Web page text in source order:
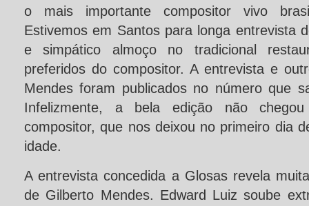
o mais importante compositor vivo
Estivemos em Santos para longa entrevista
e simpático almoço no tradicional
preferidos do compositor. A entrevista e
Mendes foram publicados no número que
Infelizmente, a bela edição não
compositor, que nos deixou no primeiro dia
idade.
A entrevista concedida a Glosas revela
de Gilberto Mendes. Edward Luiz soube